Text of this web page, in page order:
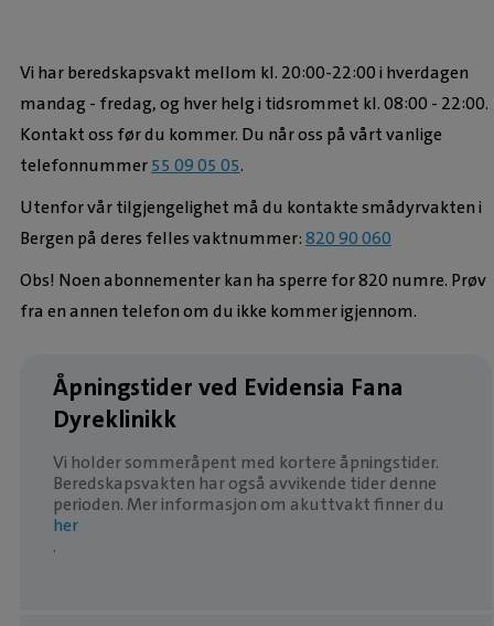
Vi har beredskapsvakt mellom kl. 20:00-22:00 i hverdagen
mandag - fredag, og hver helg i tidsrommet kl. 08:00 - 22:00.
Kontakt oss før du kommer. Du når oss på vårt vanlige
telefonnummer55 09 05 05.
Utenfor vår tilgjengelighet må du kontakte smådyrvakten i
Bergen på deres felles vaktnummer:820 90 060
Obs! Noen abonnementer kan ha sperre for 820 numre. Prøv
fra en annen telefon om du ikke kommer igjennom.
Åpningstider ved Evidensia Fana
Dyreklinikk
Vi holder sommeråpent med kortere åpningstider.
Beredskapsvakten har også avvikende tider denne
perioden. Mer informasjon om akuttvakt finner du
her
.